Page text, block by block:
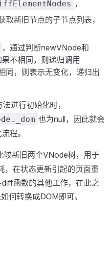
，
取新旧节点的子节点列表，
，通过判断newVNode和
不相同，则递归调用
同，则表示无变化，递归出
法进行初始化时，
也为null，因此就会
程。
较新旧两个VNode树，用于
，在状态更新引起的页面重
函数的其他工作，在此之
何转换成DOM即可。